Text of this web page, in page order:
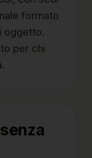
formato
oggetto.
per chi